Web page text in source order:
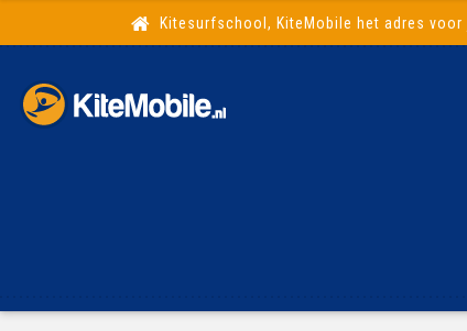
Kitesurfschool, KiteMobile het adres